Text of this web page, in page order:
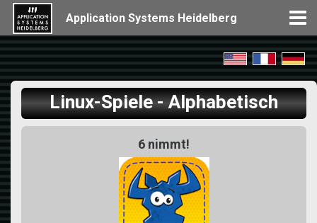
Application Systems Heidelberg
Linux-Spiele - Alphabetisch
6 nimmt!